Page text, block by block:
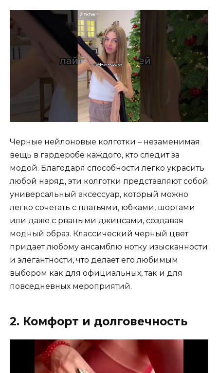
Черные нейлоновые колготки – незаменимая
вещь в гардеробе каждого, кто следит за
модой. Благодаря способности легко украсить
любой наряд, эти колготки представляют собой
универсальный аксессуар, который можно
легко сочетать с платьями, юбками, шортами
или даже с рваными джинсами, создавая
модный образ. Классический черный цвет
придает любому ансамблю нотку изысканности
и элегантности, что делает его любимым
выбором как для официальных, так и для
повседневных мероприятий.
2. Комфорт и долговечность